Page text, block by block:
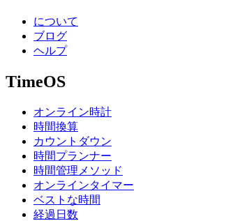
について
ブログ
ヘルプ
TimeOS
オンライン時計
時間換算
カウントダウン
時間プランナー
時間管理メソッド
オンラインタイマー
ベストな時間
経過日数